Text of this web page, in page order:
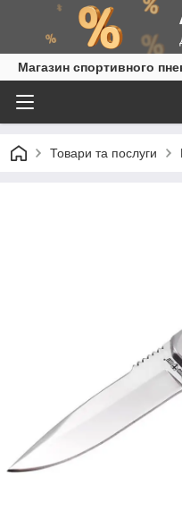
Магазин спортивного
Товари та послуги